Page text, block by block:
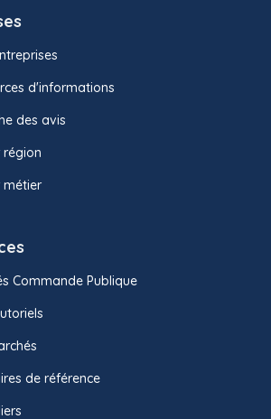
d'informations
des avis
région
métier
Commande Publique
de référence